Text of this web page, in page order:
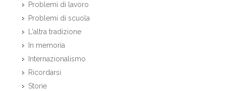
Problemi di lavoro
Problemi di scuola
L'altra tradizione
In memoria
Internazionalismo
Ricordarsi
Storie